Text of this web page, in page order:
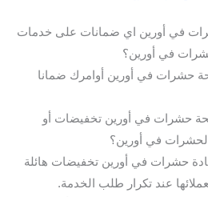
في أورين اي ضمانات على خدمات
في أورين؟
حشرات في أورين أوامرك ضمانا
حشرات في أورين تخفيضات أو
في أورين؟
حشرات في أورين تخفيضات هائلة
عند تكرار طلب الخدمة.